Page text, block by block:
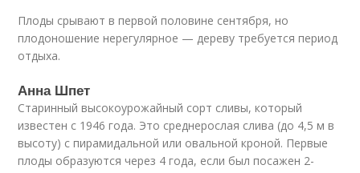
Плоды срывают в первой половине сентября, но
плодоношение нерегулярное — дереву требуется период
отдыха.
Анна Шпет
Старинный высокоурожайный сорт сливы, который
известен с 1946 года. Это среднерослая слива (до 4,5 м в
высоту) с пирамидальной или овальной кроной. Первые
плоды образуются через 4 года, если был посажен 2-